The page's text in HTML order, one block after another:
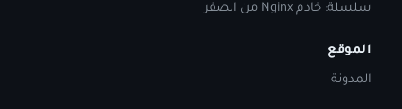
سلسلة: خادم Nginx من الصفر
الموقع
المدونة